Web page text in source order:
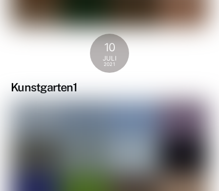
10
JULI
2021
Kunstgarten1